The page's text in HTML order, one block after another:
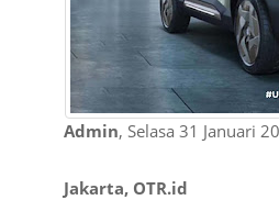
Admin, Selasa 31 Januari
Jakarta, OTR.id